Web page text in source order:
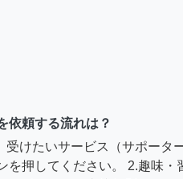
依頼する流れは？
受けたいサービス（サポータ
を押してください。 2.趣味・